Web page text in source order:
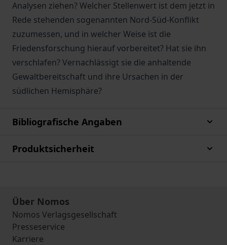
Analysen ziehen? Welcher Stellenwert ist dem jetzt in
Rede stehenden sogenannten Nord-Süd-Konflikt
zuzumessen, und in welcher Weise ist die
Friedensforschung hierauf vorbereitet? Hat sie ihn
verschlafen? Vernachlässigt sie die anhaltende
Gewaltbereitschaft und ihre Ursachen in der
südlichen Hemisphäre?
Bibliografische Angaben
Produktsicherheit
Über Nomos
Nomos Verlagsgesellschaft
Presseservice
Karriere